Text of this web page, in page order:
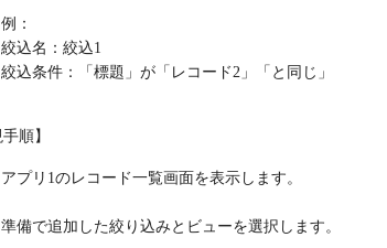
例：
絞込名：絞込1
絞込条件：「標題」が「レコード2」「と同じ」
順】
アプリ1のレコード一覧画面を表示します。
準備で追加した絞り込みとビューを選択します。